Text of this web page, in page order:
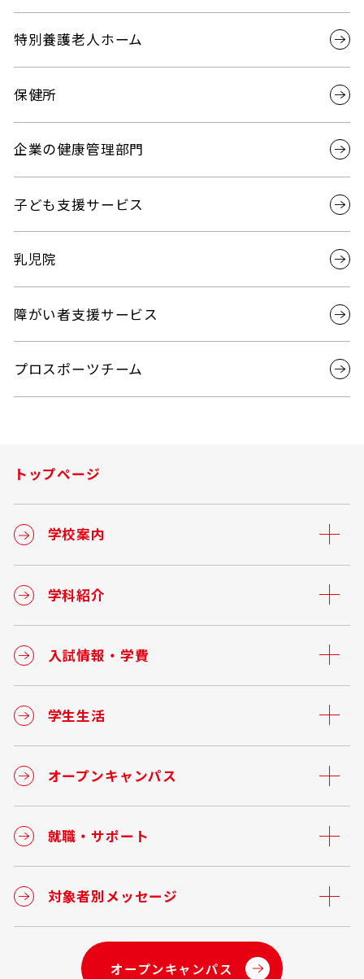
特別養護老人ホーム
保健所
企業の健康管理部門
子ども支援サービス
乳児院
障がい者支援サービス
プロスポーツチーム
トップページ
学校案内
学科紹介
入試情報・学費
学生生活
オープンキャンパス
就職・サポート
対象者別メッセージ
オープンキャンパス